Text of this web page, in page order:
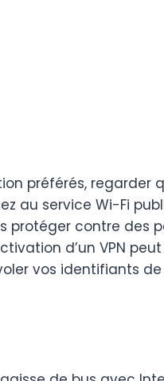
préférés,
au service Wi-Fi
protéger contre des
d’un VPN
vos identifiants